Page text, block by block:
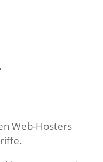
Web-Hosters